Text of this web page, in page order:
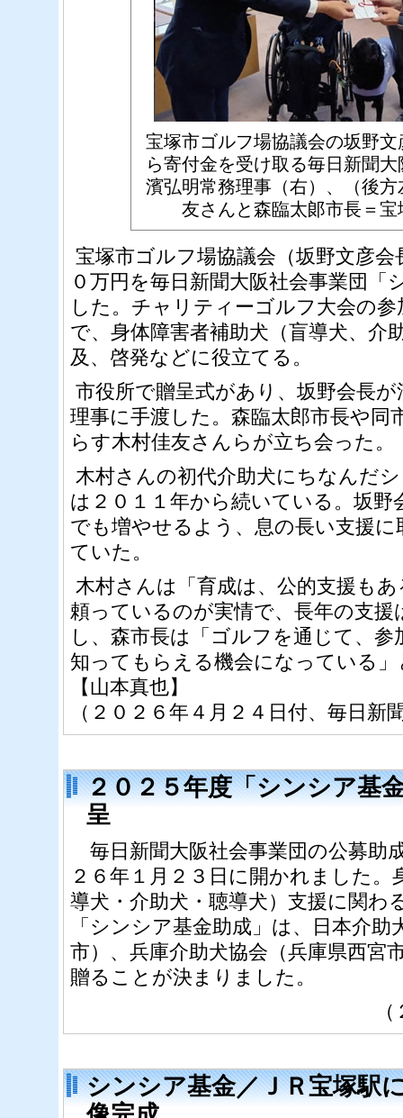
宝塚市ゴルフ場協議会の坂野
ら寄付金を受け取る毎日新聞
濱弘明常務理事（右）、（後
友さんと森臨太郞市長＝宝
宝塚市ゴルフ場協議会（坂野文彦
０万円を毎日新聞大阪社会事業団「
した。チャリティーゴルフ大会の
で、身体障害者補助犬（盲導犬、介
及、啓発などに役立てる。
市役所で贈呈式があり、坂野会長
理事に手渡した。森臨太郎市長や同
らす木村佳友さんらが立ち会った。
木村さんの初代介助犬にちなんだ
は２０１１年から続いている。坂野
でも増やせるよう、息の長い支援
ていた。
木村さんは「育成は、公的支援も
頼っているのが実情で、長年の支
し、森市長は「ゴルフを通じて、
知ってもらえる機会になっている
【山本真也】
（２０２６年４月２４日付、毎日新
２０２５年度「シンシア基
呈
毎日新聞大阪社会事業団の公募助
２６年１月２３日に開かれました。
導犬・介助犬・聴導犬）支援に関わ
「シンシア基金助成」は、日本介助
市）、兵庫介助犬協会（兵庫県西宮
贈ることが決まりました。
シンシア基金／ＪＲ宝塚